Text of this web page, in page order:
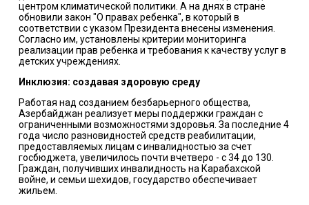
центром климатической политики. А на днях в стране
обновили закон "О правах ребенка", в который в
соответствии с указом Президента внесены изменения.
Согласно им, установлены критерии мониторинга
реализации прав ребенка и требования к качеству услуг в
детских учреждениях.
Инклюзия: создавая здоровую среду
Работая над созданием безбарьерного общества,
Азербайджан реализует меры поддержки граждан с
ограниченными возможностями здоровья. За последние 4
года число разновидностей средств реабилитации,
предоставляемых лицам с инвалидностью за счет
госбюджета, увеличилось почти вчетверо - с 34 до 130.
Граждан, получивших инвалидность на Карабахской
войне, и семьи шехидов, государство обеспечивает
жильем.